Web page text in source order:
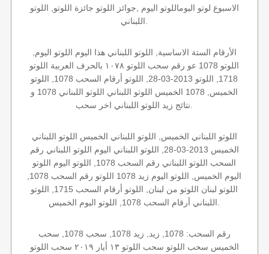
الاسبوع لوتو اليوماللوتو اليوم ,جوائز اللوتو جائزة اللوتو, اللوتو
الأرقام الستة الاساسية, اللوتو اللبناني هذا اليوم اللوتو اليوم,
اللوتو 1078 عو رقم سحب اللوتو ١٠٧٨ بالحرف العربية اللوتو
1718, اللوتو 2013-03-28, اللوتو أرقام السحب 1078, اللوتو
الخميس, 1078 الخميس اللوتو اللبناني اللوتو اللبناني 1078 و
اللوتو اللبناني الخميس, اللوتو اللبناني الخميس اللوتو اللبناني
الخميس 2013-03-28, اللوتو اللبناني اليوم اللوتو اللبناني رقم
السحب اللوتو اللبناني رقم السحب 1078, اللوتو اليوم اللوتو
اللوتو لبنان اللوتو من لبنان, اللوتو أرقام السحب 1715, اللوتو
رقم السحب: 1078, زيد, زيد 1078, سحب 1078, سحب
الخميس سحب اللوتو سحب اللوتو ١٣ أيار ٢٠١٩ سحب اللوتو